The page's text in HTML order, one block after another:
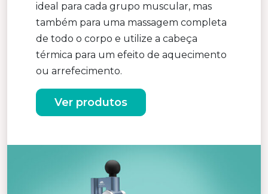
ideal para cada grupo muscular, mas
também para uma massagem completa
de todo o corpo e utilize a cabeça
térmica para um efeito de aquecimento
ou arrefecimento.
Ver produtos